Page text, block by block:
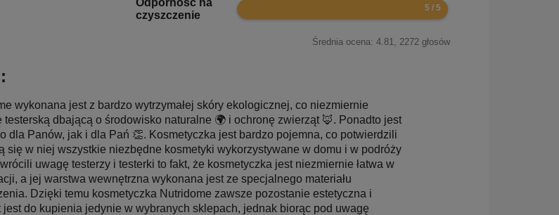
Odporność na
czyszczenie
10
Średnia ocena: 4.81, 2272 głosów
wykonana jest z bardzo wytrzymałej skóry ekologicznej, co niezmiernie
testerską dbającą o środowisko naturalne 🌍 i ochronę zwierząt 🦊. Ponadto jest
dla Panów, jak i dla Pań 👏. Kosmetyczka jest bardzo pojemna, co potwierdzili
się w niej wszystkie niezbędne kosmetyki wykorzystywane w domu i w podróży
uwagę testerzy i testerki to fakt, że kosmetyczka jest niezmiernie łatwa w
a jej warstwa wewnętrzna wykonana jest ze specjalnego materiału
Dzięki temu kosmetyczka Nutridome zawsze pozostanie estetyczna i
do kupienia jedynie w wybranych sklepach, jednak biorąc pod uwagę